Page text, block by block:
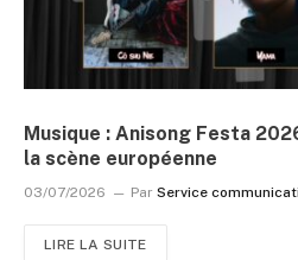
Musique : Anisong Festa
la scène européenne
03/07/2026 Par Service
LIRE LA SUITE